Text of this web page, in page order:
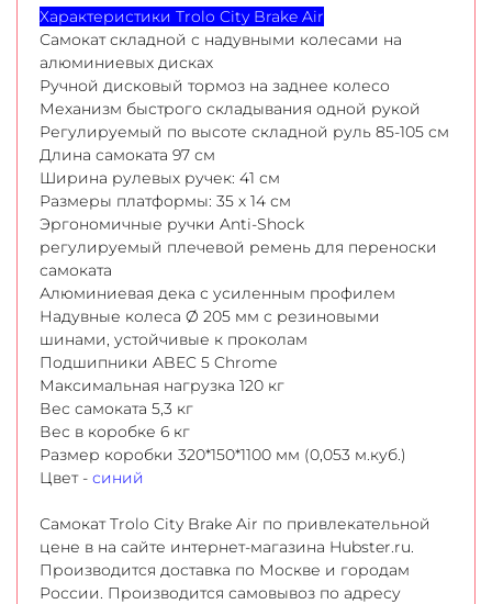
Характеристики Trolo City Brake Air
Самокат складной с надувными колесами на
алюминиевых дисках
Ручной дисковый тормоз на заднее колесо
Механизм быстрого складывания одной рукой
Регулируемый по высоте складной руль 85-105 см
Длина самоката 97 см
Ширина рулевых ручек: 41 см
Размеры платформы: 35 х 14 см
Эргономичные ручки Anti-Shock
регулируемый плечевой ремень для переноски
самоката
Алюминиевая дека с усиленным профилем
Надувные колеса Ø 205 мм с резиновыми
шинами, устойчивые к проколам
Подшипники ABEC 5 Chrome
Максимальная нагрузка 120 кг
Вес самоката 5,3 кг
Вес в коробке 6 кг
Размер коробки 320*150*1100 мм (0,053 м.куб.)
Цвет - синий
Самокат Trolo City Brake Air по привлекательной
цене в на сайте интернет-магазина Hubster.ru.
Производится доставка по Москве и городам
России. Производится самовывоз по адресу